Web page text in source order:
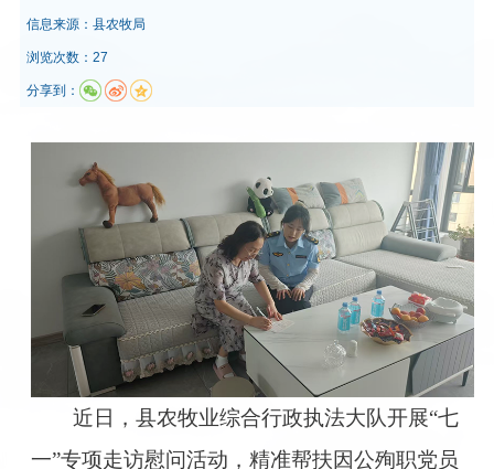
信息来源： 县农牧局
浏览次数：27
分享到：
近日，县农牧业综合行政执法大队开展“七
一”专项走访慰问活动，精准帮扶因公殉职党员